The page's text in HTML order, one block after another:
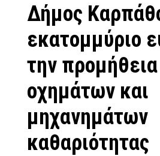
Δήμος
εκατομμύριο
την
οχημάτων και
μηχανημάτων
καθαριότητας